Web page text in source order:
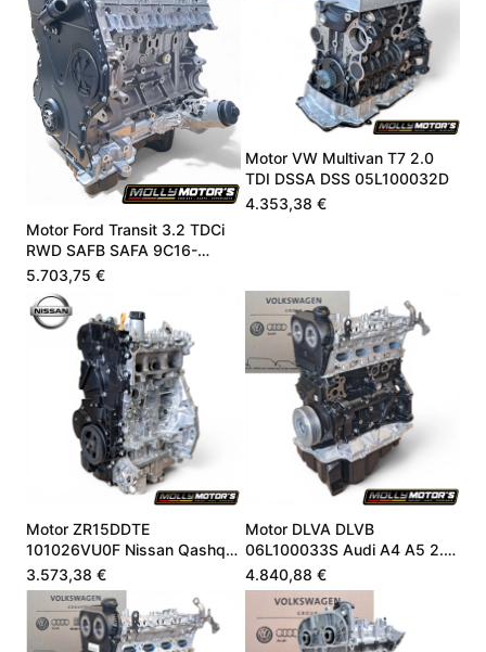
Motor Ford Transit 3.2 TDCi
RWD SAFB SAFA 9C16-
6006-BA 1711975
5.703,75 €
Motor VW Multivan T7 2.0
TDI DSSA DSS 05L100032D
4.353,38 €
Motor ZR15DDTE
101026VU0F Nissan Qashqai
III 1.5 VC-T 205 PS
3.573,38 €
Motor DLVA DLVB
06L100033S Audi A4 A5 2.0
TFSI Mild-Hybrid Neu
4.840,88 €